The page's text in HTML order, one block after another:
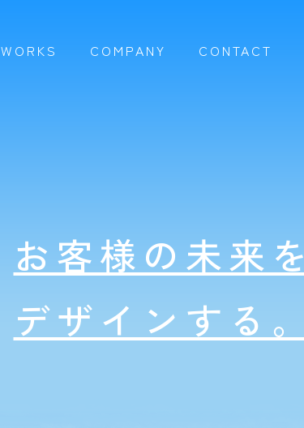
WORKS COMPANY CONTACT
お客様の未来を
デザインする。